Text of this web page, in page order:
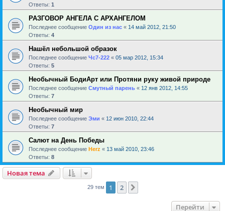
Ответы: 1
РАЗГОВОР АНГЕЛА С АРХАНГЕЛОМ
Последнее сообщение Один из нас « 14 май 2012, 21:50
Ответы: 4
Нашёл небольшой образок
Последнее сообщение Чс7-222 « 05 мар 2012, 15:34
Ответы: 5
Необычный БодиАрт или Протяни руку живой природе
Последнее сообщение Смутный парень « 12 янв 2012, 14:55
Ответы: 7
Необычный мир
Последнее сообщение Эми « 12 июн 2010, 22:44
Ответы: 7
Салют на День Победы
Последнее сообщение Herz « 13 май 2010, 23:46
Ответы: 8
Новая тема
29 тем 1 2
Перейти